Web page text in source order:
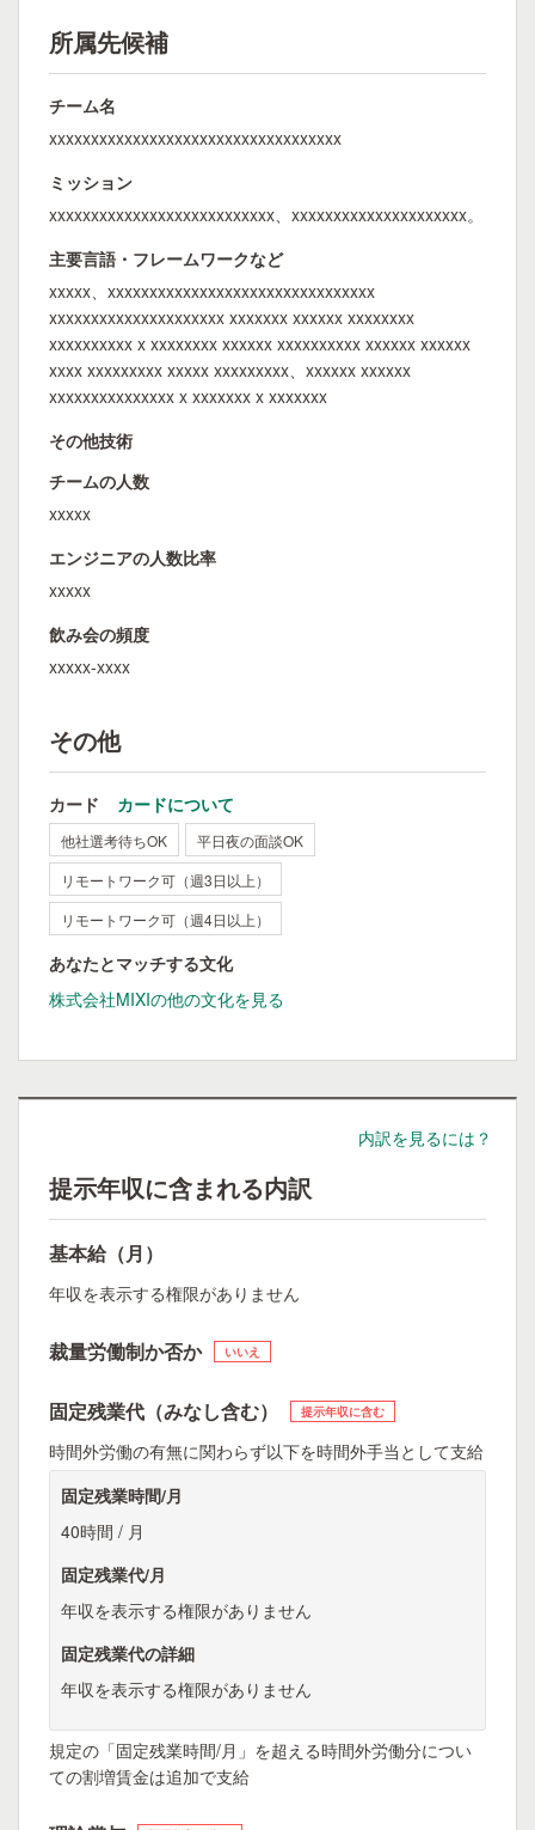
所属先候補
チーム名
xxxxxxxxxxxxxxxxxxxxxxxxxxxxxxxxxxx
ミッション
xxxxxxxxxxxxxxxxxxxxxxxxxxx、xxxxxxxxxxxxxxxxxxxxx。
主要言語・フレームワークなど
xxxxx、xxxxxxxxxxxxxxxxxxxxxxxxxxxxxxxx
xxxxxxxxxxxxxxxxxxxxx xxxxxxx xxxxxx xxxxxxxx
xxxxxxxxxx x xxxxxxxx xxxxxx xxxxxxxxxx xxxxxx xxxxxx
xxxx xxxxxxxxx xxxxx xxxxxxxxx、xxxxxx xxxxxx
xxxxxxxxxxxxxxx x xxxxxxx x xxxxxxx
その他技術
チームの人数
xxxxx
エンジニアの人数比率
xxxxx
飲み会の頻度
xxxxx-xxxx
その他
カード カードについて
他社選考待ちOK
平日夜の面談OK
リモートワーク可（週3日以上）
リモートワーク可（週4日以上）
あなたとマッチする文化
株式会社MIXIの他の文化を見る
内訳を見るには？
提示年収に含まれる内訳
基本給（月）
年収を表示する権限がありません
裁量労働制か否か いいえ
固定残業代（みなし含む） 提示年収に含む
時間外労働の有無に関わらず以下を時間外手当として支給
固定残業時間/月
40時間 / 月
固定残業代/月
年収を表示する権限がありません
固定残業代の詳細
年収を表示する権限がありません
規定の「固定残業時間/月」を超える時間外労働分につい
ての割増賃金は追加で支給